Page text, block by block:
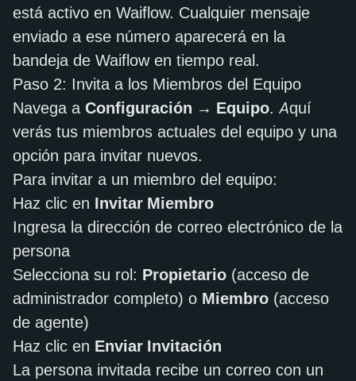
está activo en Waiflow. Cualquier mensaje
enviado a ese número aparecerá en la
bandeja de Waiflow en tiempo real.
Paso 2: Invita a los Miembros del Equipo
Navega a Configuración → Equipo. Aquí
verás tus miembros actuales del equipo y una
opción para invitar nuevos.
Para invitar a un miembro del equipo:
Haz clic en Invitar Miembro
Ingresa la dirección de correo electrónico de la
persona
Selecciona su rol: Propietario (acceso de
administrador completo) o Miembro (acceso
de agente)
Haz clic en Enviar Invitación
La persona invitada recibe un correo con un